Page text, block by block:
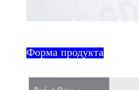
Форма продукта